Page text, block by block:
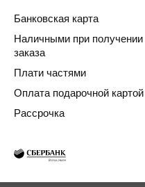
Банковская карта
Наличными при получении
заказа
Плати частями
Оплата подарочной картой
Рассрочка